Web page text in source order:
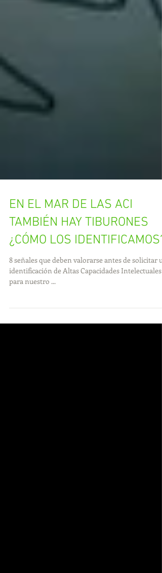
EN EL MAR DE LAS ACI
TAMBIÉN HAY TIBURONES
¿CÓMO LOS IDENTIFICAMOS?
8 señales que deben valorarse antes de solicitar una
identificación de Altas Capacidades Intelectuales